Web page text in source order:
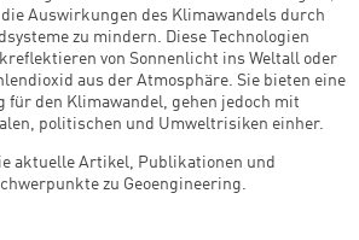
Auswirkungen des Klimawandels durch
zu mindern. Diese Technologien
von Sonnenlicht ins Weltall oder
aus der Atmosphäre. Sie bieten eine
für den Klimawandel, gehen jedoch mit
politischen und Umweltrisiken einher.
aktuelle Artikel, Publikationen und
zu Geoengineering.